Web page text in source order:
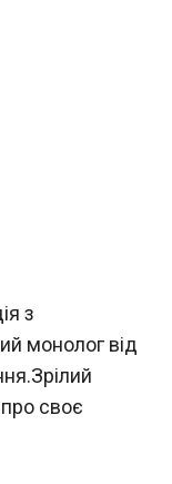
з
монолог від
про своє